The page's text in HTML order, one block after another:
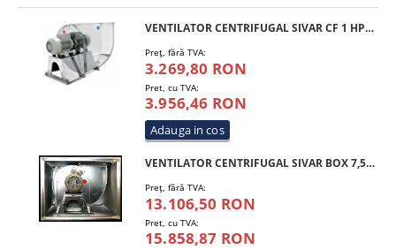
VENTILATOR CENTRIFUGAL SIVAR CF 1 HP 250 M4 INOX
Preţ, fără TVA:
3.269,80 RON
Pret, cu TVA:
3.956,46 RON
VENTILATOR CENTRIFUGAL SIVAR BOX 7,5 HP 450 T4
Preţ, fără TVA:
13.106,50 RON
Pret, cu TVA:
15.858,87 RON